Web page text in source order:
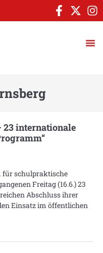
internationale
für schulpraktische
Freitag (16.6.) 23
Abschluss ihrer
Einsatz im öffentlichen